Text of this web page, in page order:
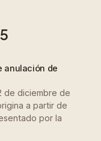
anulación de
de diciembre de
a partir de
por la